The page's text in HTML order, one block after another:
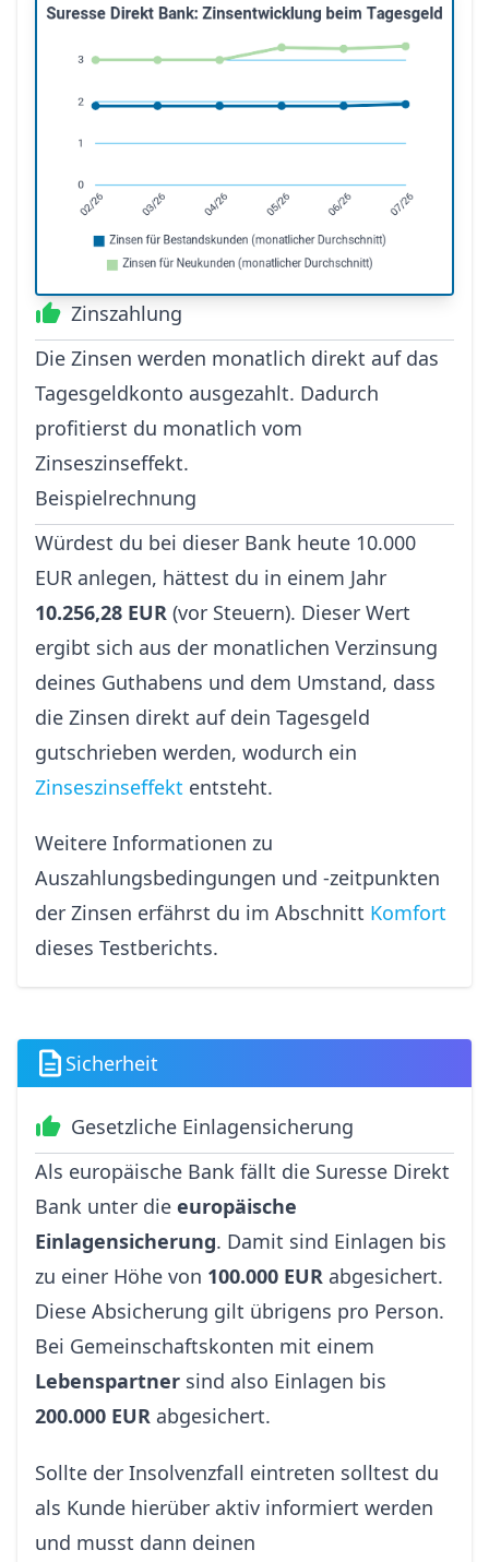
Zinszahlung
Die Zinsen werden monatlich direkt auf das
Tagesgeldkonto ausgezahlt. Dadurch
profitierst du monatlich vom
Zinseszinseffekt.
Beispielrechnung
Würdest du bei dieser Bank heute 10.000
EUR anlegen, hättest du in einem Jahr
10.256,28 EUR (vor Steuern). Dieser Wert
ergibt sich aus der monatlichen Verzinsung
deines Guthabens und dem Umstand, dass
die Zinsen direkt auf dein Tagesgeld
gutschrieben werden, wodurch ein
Zinseszinseffekt entsteht.
Weitere Informationen zu
Auszahlungsbedingungen und -zeitpunkten
der Zinsen erfährst du im Abschnitt Komfort
dieses Testberichts.
Sicherheit
Gesetzliche Einlagensicherung
Als europäische Bank fällt die Suresse Direkt
Bank unter die europäische
Einlagensicherung. Damit sind Einlagen bis
zu einer Höhe von 100.000 EUR abgesichert.
Diese Absicherung gilt übrigens pro Person.
Bei Gemeinschaftskonten mit einem
Lebenspartner sind also Einlagen bis
200.000 EUR abgesichert.
Sollte der Insolvenzfall eintreten solltest du
als Kunde hierüber aktiv informiert werden
und musst dann deinen